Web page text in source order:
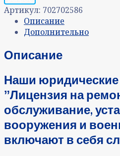
Артикул: 702702586
Описание
Дополнительно
Описание
Наши юридические
ˮЛицензия на
обслуживание,
вооружения и
включают в себя